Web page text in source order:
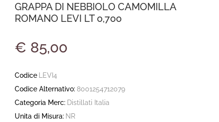
GRAPPA DI NEBBIOLO CAMOMILLA
ROMANO LEVI LT 0,700
€ 85,00
Codice
LEVI4
Codice Alternativo: 8001254712079
Categoria Merc: Distillati Italia
Unita di Misura: NR